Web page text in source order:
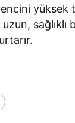
yüksek
sağlıklı